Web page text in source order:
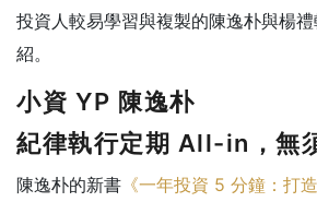
投資人較易學習與複製的陳逸朴與楊
紹。
小資 YP 陳逸朴
紀律執行定期 All-in，無
陳逸朴的新書 《一年投資 5 分鐘：打